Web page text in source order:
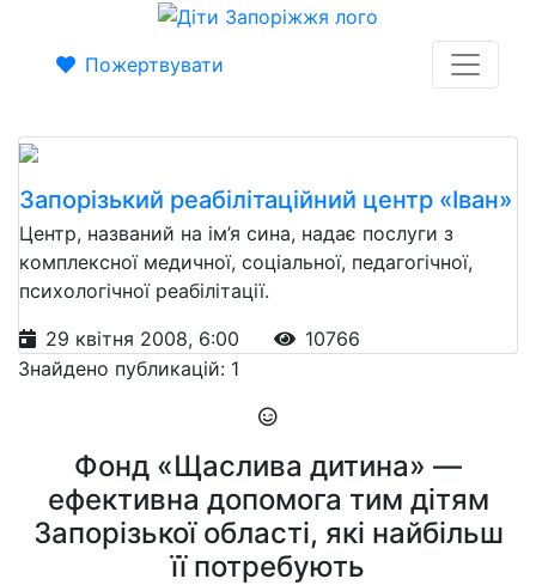
Пожертвувати
Запорізький реабілітаційний центр «Іван»
Центр, названий на ім’я сина, надає послуги з
комплексної медичної, соціальної, педагогічної,
психологічної реабілітації.
29 квітня 2008, 6:00
10766
Знайдено публикацій: 1
Фонд «Щаслива дитина» —
ефективна допомога тим дітям
Запорізької області, які найбільш
її потребують